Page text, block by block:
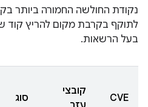
נקודת החולשה החמורה ביותר
לתוקף בקרבת מקום להריץ קוד
בעל הרשאות.
CVE
קובצי
סוג